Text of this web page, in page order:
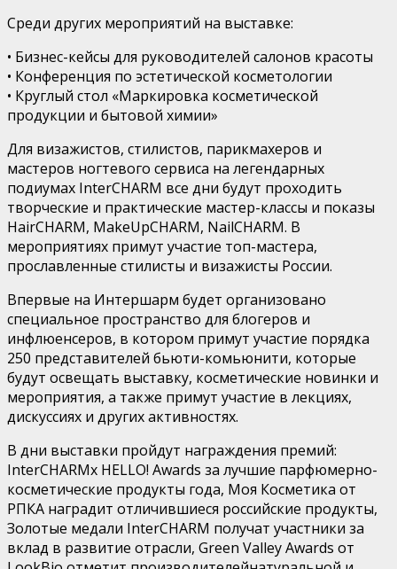
Среди других мероприятий на выставке:
• Бизнес-кейсы для руководителей салонов красоты
• Конференция по эстетической косметологии
• Круглый стол «Маркировка косметической
продукции и бытовой химии»
Для визажистов, стилистов, парикмахеров и
мастеров ногтевого сервиса на легендарных
подиумах InterCHARM все дни будут проходить
творческие и практические мастер-классы и показы
HairCHARM, MakeUpCHARM, NailCHARM. В
мероприятиях примут участие топ-мастера,
прославленные стилисты и визажисты России.
Впервые на Интершарм будет организовано
специальное пространство для блогеров и
инфлюенсеров, в котором примут участие порядка
250 представителей бьюти-комьюнити, которые
будут освещать выставку, косметические новинки и
мероприятия, а также примут участие в лекциях,
дискуссиях и других активностях.
В дни выставки пройдут награждения премий:
InterCHARMx HELLO! Awards за лучшие парфюмерно-
косметические продукты года, Моя Косметика от
РПКА наградит отличившиеся российские продукты,
Золотые медали InterCHARM получат участники за
вклад в развитие отрасли, Green ValleyAwards от